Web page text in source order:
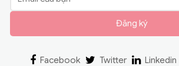
Đăng ký
Facebook Twitter Linkedin